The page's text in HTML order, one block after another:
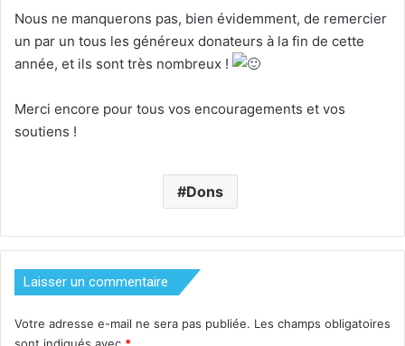
Nous ne manquerons pas, bien évidemment, de remercier
un par un tous les généreux donateurs à la fin de cette
année, et ils sont très nombreux !
Merci encore pour tous vos encouragements et vos
soutiens !
Dons
Laisser un commentaire
Votre adresse e-mail ne sera pas publiée. Les champs obligatoires
sont indiqués avec *